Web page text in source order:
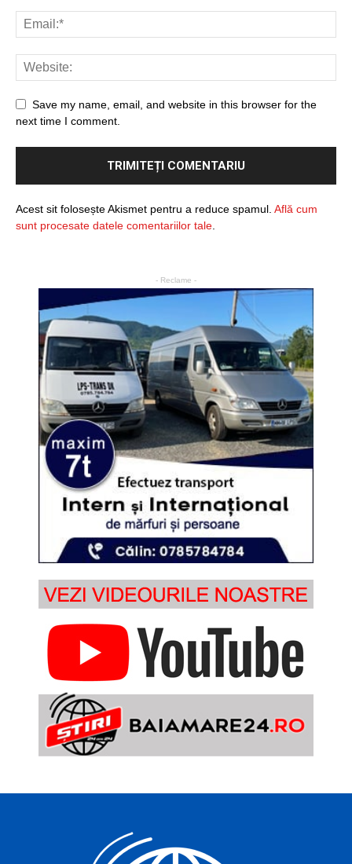
Save my name, email, and website in this browser for the
next time I comment.
Acest sit folosește Akismet pentru a reduce spamul. Află cum
sunt procesate datele comentariilor tale.
- Reclame -